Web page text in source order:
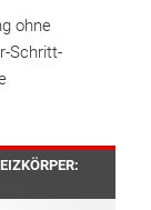
ohne
Schritt-